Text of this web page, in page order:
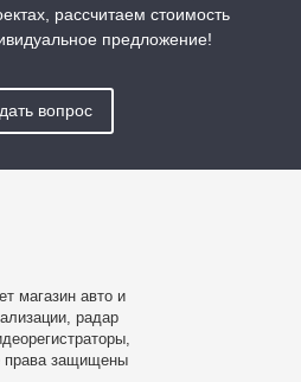
рассчитаем стоимость
предложение!
вопрос
магазин авто и
радар
права защищены